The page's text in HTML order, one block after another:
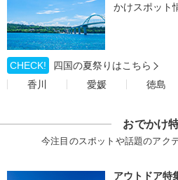
かけスポット
CHECK!
四国の夏祭りはこちら
香川
愛媛 徳島
おでかけ
今注目のスポットや話題のアク
アウトドア特